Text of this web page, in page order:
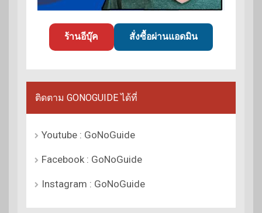
ร้านอีบุ๊ค สั่งซื้อผ่านแอดมิน
ติดตาม GONOGUIDE ได้ที่
Youtube : GoNoGuide
Facebook : GoNoGuide
Instagram : GoNoGuide